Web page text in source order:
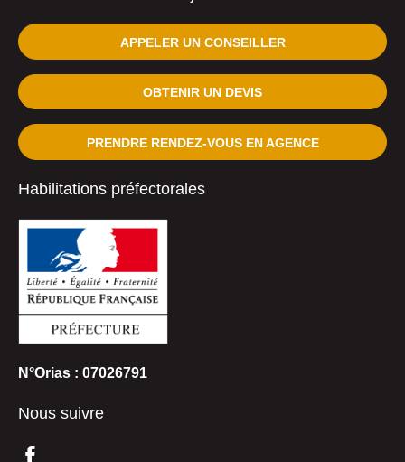
APPELER UN CONSEILLER
OBTENIR UN DEVIS
PRENDRE RENDEZ-VOUS EN AGENCE
Habilitations préfectorales
N°Orias : 07026791
Nous suivre